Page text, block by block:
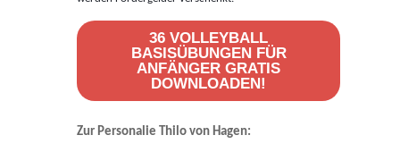
36 VOLLEYBALL
BASISÜBUNGEN FÜR
ANFÄNGER GRATIS
DOWNLOADEN!
Zur Personalie Thilo von Hagen: